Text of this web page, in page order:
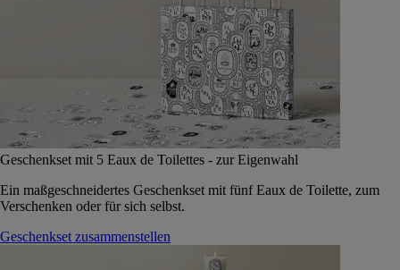
Geschenkset mit 5 Eaux de Toilettes - zur Eigenwahl
Ein maßgeschneidertes Geschenkset mit fünf Eaux de Toilette, zum
Verschenken oder für sich selbst.
Geschenkset zusammenstellen